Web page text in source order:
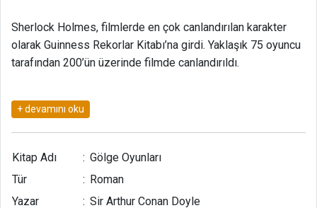
Sherlock Holmes, filmlerde en çok canlandırılan karakter
olarak Guinness Rekorlar Kitabı’na girdi. Yaklaşık 75 oyuncu
tarafından 200’ün üzerinde filmde canlandırıldı.
Kitapları 85 dile çevrildi. Holmes, Kutsal Kitaplar’dan ve
sözlüklerden sonra dünyada en çok okunan kitap.
Her yıl Avrupa ve ABD’de 5 milyon kitabı basılıyor. Hakkında
da yaklaşık 400 Holmes derneği var.
Kitap Adı : Gölge Oyunları
Tür
: Roman
Yazar
: Sir Arthur Conan Doyle